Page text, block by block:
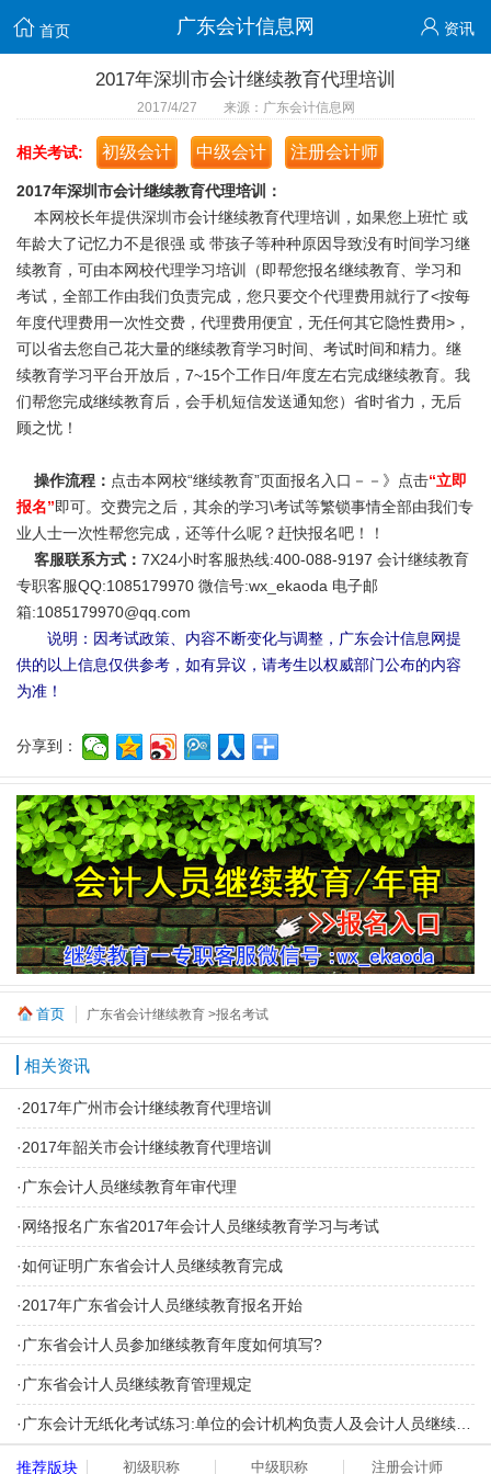
首页 广东会计信息网 资讯
2017年深圳市会计继续教育代理培训
2017/4/27 来源：广东会计信息网
相关考试: 初级会计 中级会计 注册会计师
2017年深圳市会计继续教育代理培训：
本网校长年提供深圳市会计继续教育代理培训，如果您上班忙 或
年龄大了记忆力不是很强 或 带孩子等种种原因导致没有时间学习继
续教育，可由本网校代理学习培训（即帮您报名继续教育、学习和
考试，全部工作由我们负责完成，您只要交个代理费用就行了<按每
年度代理费用一次性交费，代理费用便宜，无任何其它隐性费用>，
可以省去您自己花大量的继续教育学习时间、考试时间和精力。继
续教育学习平台开放后，7~15个工作日/年度左右完成继续教育。我
们帮您完成继续教育后，会手机短信发送通知您）省时省力，无后
顾之忧！
操作流程： 点击本网校“继续教育”页面报名入口－－》点击“立即
报名”即可。交费完之后，其余的学习\考试等繁锁事情全部由我们专
业人士一次性帮您完成，还等什么呢？赶快报名吧！！
客服联系方式： 7X24小时客服热线:400-088-9197 会计继续教育
专职客服QQ:1085179970 微信号:wx_ekaoda 电子邮
箱:1085179970@qq.com
说明：因考试政策、内容不断变化与调整，广东会计信息网提
供的以上信息仅供参考，如有异议，请考生以权威部门公布的内容
为准！
分享到：
首页 广东省会计继续教育 >报名考试
相关资讯
·2017年广州市会计继续教育代理培训
·2017年韶关市会计继续教育代理培训
·广东会计人员继续教育年审代理
·网络报名广东省2017年会计人员继续教育学习与考试
·如何证明广东省会计人员继续教育完成
·2017年广东省会计人员继续教育报名开始
·广东省会计人员参加继续教育年度如何填写?
·广东省会计人员继续教育管理规定
·广东会计无纸化考试练习:单位的会计机构负责人及会计人员继续教育时间
推荐版块 初级职称 中级职称 注册会计师